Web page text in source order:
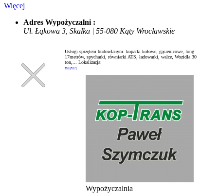
Więcej
Adres Wypożyczalni :
Ul. Łąkowa 3, Skałka | 55-080 Kąty Wrocławskie
Usługi sprzętem budowlanym: koparki kołowe, gąsienicowe, long
17metrów, spycharki, równiarki ATS, ładowarki, walce, Wozidła 30
ton,... Lokalizacja:
więcej
Wypożyczalnia